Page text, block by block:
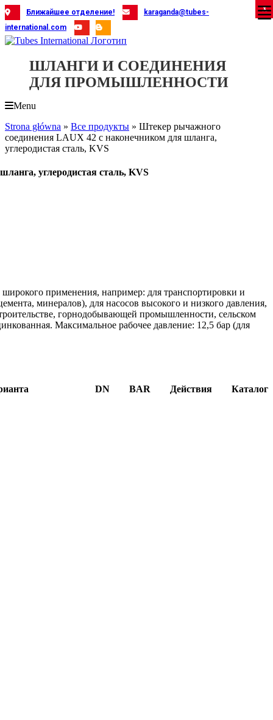
Skip
to
content
Ближайшее отделение!
karaganda@tubes-
international.com
ШЛАНГИ И СОЕДИНЕНИЯ
ДЛЯ ПРОМЫШЛЕННОСТИ
Menu
Strona główna » Все продукты » Штекер рычажного
соединения LAUX 42 с наконечником для шланга,
углеродистая сталь, KVS
углеродистая сталь, KVS
применения, например: для транспортировки и
минералов), для насосов высокого и низкого давления,
горнодобывающей промышленности, сельском
Максимальное рабочее давление: 12,5 бар (для
DN BAR Действия Каталог
X
X
X
X
X
X
X
X
X
X
X
X
X
X
X
X
X
X
X